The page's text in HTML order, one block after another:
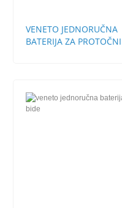
VENETO JEDNORUČNA
BATERIJA ZA PROTOČNI